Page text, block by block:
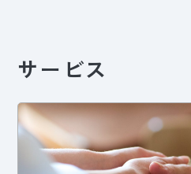
サービス